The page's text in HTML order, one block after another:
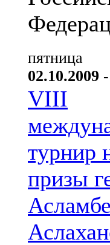
пятница
02.10.2009
VIII
турнир
призы